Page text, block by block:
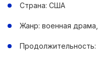
Страна: США
Жанр: военная
Продолжительность: